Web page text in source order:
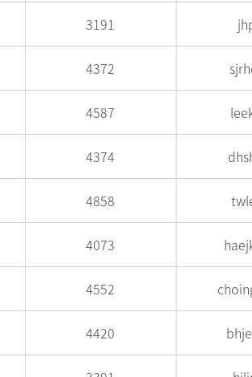
3191
4372
4587
4374
4858
4073
4552
4420